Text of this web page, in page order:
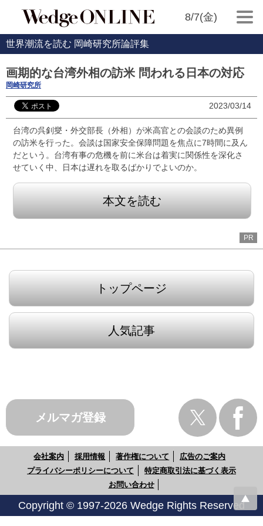
8/7(金)
世界潮流を読む 岡崎研究所論評集
画期的な台湾外相の訪米 問われる日本の対応
岡崎研究所
2023/03/14
台湾の呉釗燮・外交部長（外相）が米高官との会談のため異例
の訪米を行った。会談は国家安全保障問題を焦点に7時間に及ん
だという。台湾有事の危機を前に米台は着実に関係性を深化さ
せていく中、日本は遅れを取るばかりでよいのか。
本文を読む
PR
トップページ
人気記事
メルマガ登録
会社案内 採用情報 著作権について
広告のご案内
プライバシーポリシーについて
特定商取引法に基づく表示
お問い合わせ
Copyright © 1997-2026 Wedge Rights Reserved